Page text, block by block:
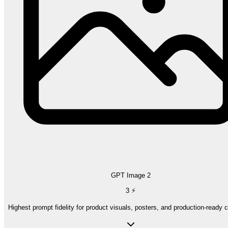
GPT Image 2
3 ⚡
Highest prompt fidelity for product visuals, posters, and production-ready